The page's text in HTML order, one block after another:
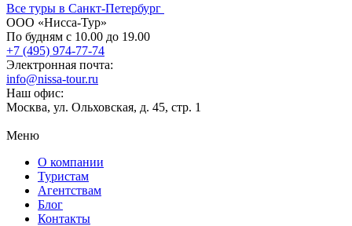
Все туры в Санкт-Петербург
ООО «Нисса-Тур»
По будням с 10.00 до 19.00
+7 (495) 974-77-74
Электронная почта:
info@nissa-tour.ru
Наш офис:
Москва, ул. Ольховская, д. 45, стр. 1
Меню
О компании
Туристам
Агентствам
Блог
Контакты